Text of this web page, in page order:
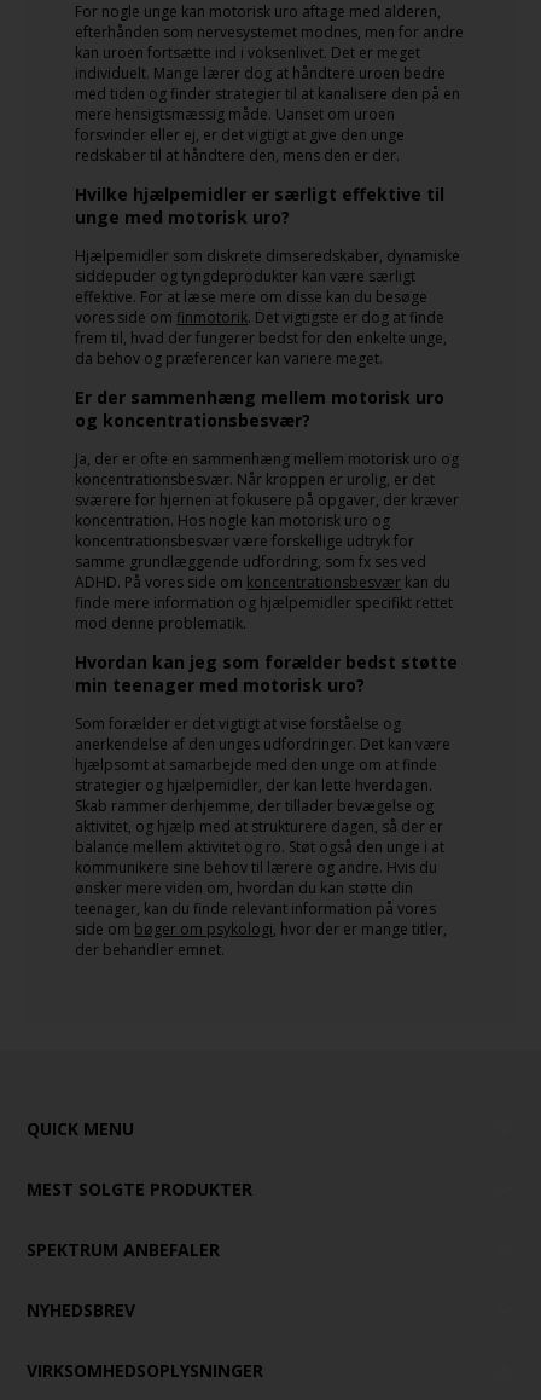
For nogle unge kan motorisk uro aftage med alderen,
efterhånden som nervesystemet modnes, men for andre
kan uroen fortsætte ind i voksenlivet. Det er meget
individuelt. Mange lærer dog at håndtere uroen bedre
med tiden og finder strategier til at kanalisere den på en
mere hensigtsmæssig måde. Uanset om uroen
forsvinder eller ej, er det vigtigt at give den unge
redskaber til at håndtere den, mens den er der.
Hvilke hjælpemidler er særligt effektive til
unge med motorisk uro?
Hjælpemidler som diskrete dimseredskaber, dynamiske
siddepuder og tyngdeprodukter kan være særligt
effektive. For at læse mere om disse kan du besøge
vores side om finmotorik. Det vigtigste er dog at finde
frem til, hvad der fungerer bedst for den enkelte unge,
da behov og præferencer kan variere meget.
Er der sammenhæng mellem motorisk uro
og koncentrationsbesvær?
Ja, der er ofte en sammenhæng mellem motorisk uro og
koncentrationsbesvær. Når kroppen er urolig, er det
sværere for hjernen at fokusere på opgaver, der kræver
koncentration. Hos nogle kan motorisk uro og
koncentrationsbesvær være forskellige udtryk for
samme grundlæggende udfordring, som fx ses ved
ADHD. På vores side om koncentrationsbesvær kan du
finde mere information og hjælpemidler specifikt rettet
mod denne problematik.
Hvordan kan jeg som forælder bedst støtte
min teenager med motorisk uro?
Som forælder er det vigtigt at vise forståelse og
anerkendelse af den unges udfordringer. Det kan være
hjælpsomt at samarbejde med den unge om at finde
strategier og hjælpemidler, der kan lette hverdagen.
Skab rammer derhjemme, der tillader bevægelse og
aktivitet, og hjælp med at strukturere dagen, så der er
balance mellem aktivitet og ro. Støt også den unge i at
kommunikere sine behov til lærere og andre. Hvis du
ønsker mere viden om, hvordan du kan støtte din
teenager, kan du finde relevant information på vores
side om bøger om psykologi, hvor der er mange titler,
der behandler emnet.
QUICK MENU
MEST SOLGTE PRODUKTER
SPEKTRUM ANBEFALER
NYHEDSBREV
VIRKSOMHEDSOPLYSNINGER